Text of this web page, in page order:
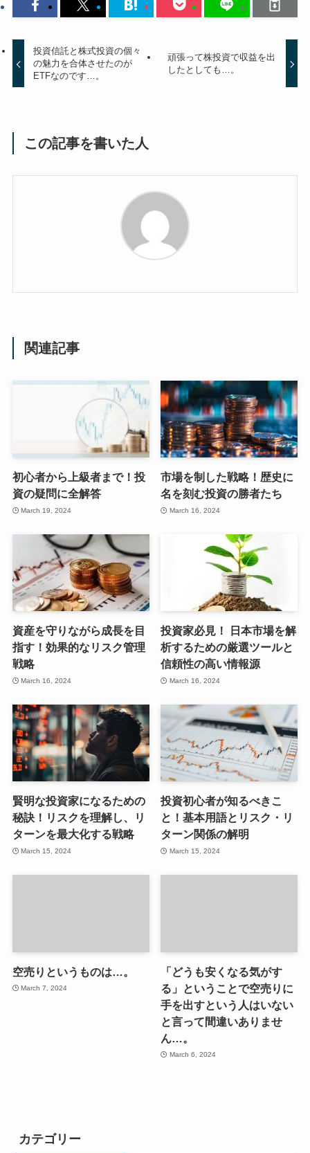
投資信託と株式投資の個々
の魅力を合体させたのが
ETFなのです…。
頑張って株投資で収益を出
したとしても…。
この記事を書いた人
関連記事
初心者から上級者まで！投
資の疑問に全解答
March 19, 2024
市場を制した戦略！歴史に
名を刻む投資の勝者たち
March 16, 2024
資産を守りながら成長を目
指す！効果的なリスク管理
戦略
March 16, 2024
投資家必見！ 日本市場を解
析するための厳選ツールと
信頼性の高い情報源
March 16, 2024
賢明な投資家になるための
秘訣！リスクを理解し、リ
ターンを最大化する戦略
March 15, 2024
投資初心者が知るべきこ
と！基本用語とリスク・リ
ターン関係の解明
March 15, 2024
空売りというものは…。
March 7, 2024
「どうも安くなる気がす
る」ということで空売りに
手を出すという人はいない
と言って間違いありませ
ん…。
March 6, 2024
カテゴリー